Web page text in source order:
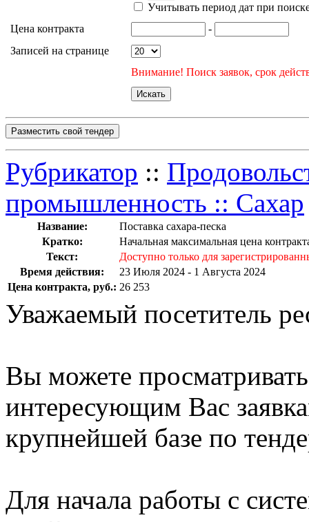
Учитывать период дат при
Цена контракта
-
Записей на странице
Внимание! Поиск заявок, срок
Разместить свой тендер
Рубрикатор ::
промышленность :: Сахар
Название:
Поставка сахара-песка
Кратко:
Начальная максимальная цена
Текст:
Доступно только для
Время действия:
23 Июля 2024 - 1 Августа 2024
Цена контракта, руб.: 26 253
Уважаемый посетитель
Вы можете
интересующим Вас
крупнейшей базе по
Для начала работы с